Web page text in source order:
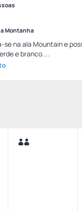
Montanha
na ala Mountain e
e branco....